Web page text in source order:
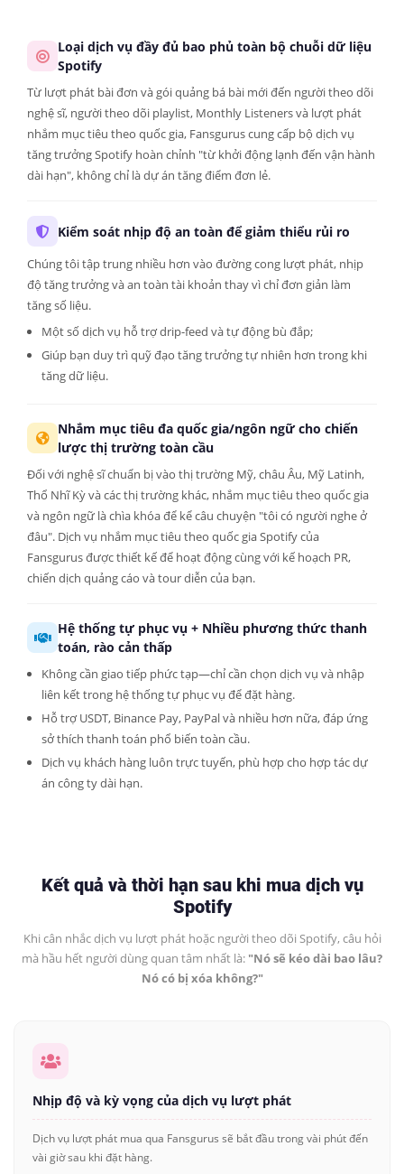
Loại dịch vụ đầy đủ bao phủ toàn bộ chuỗi dữ liệu
Spotify
Từ lượt phát bài đơn và gói quảng bá bài mới đến người theo dõi
nghệ sĩ, người theo dõi playlist, Monthly Listeners và lượt phát
nhắm mục tiêu theo quốc gia, Fansgurus cung cấp bộ dịch vụ
tăng trưởng Spotify hoàn chỉnh "từ khởi động lạnh đến vận hành
dài hạn", không chỉ là dự án tăng điểm đơn lẻ.
Kiểm soát nhịp độ an toàn để giảm thiểu rủi ro
Chúng tôi tập trung nhiều hơn vào đường cong lượt phát, nhịp
độ tăng trưởng và an toàn tài khoản thay vì chỉ đơn giản làm
tăng số liệu.
Một số dịch vụ hỗ trợ drip-feed và tự động bù đắp;
Giúp bạn duy trì quỹ đạo tăng trưởng tự nhiên hơn trong khi
tăng dữ liệu.
Nhắm mục tiêu đa quốc gia/ngôn ngữ cho chiến
lược thị trường toàn cầu
Đối với nghệ sĩ chuẩn bị vào thị trường Mỹ, châu Âu, Mỹ Latinh,
Thổ Nhĩ Kỳ và các thị trường khác, nhắm mục tiêu theo quốc gia
và ngôn ngữ là chìa khóa để kể câu chuyện "tôi có người nghe ở
đâu". Dịch vụ nhắm mục tiêu theo quốc gia Spotify của
Fansgurus được thiết kế để hoạt động cùng với kế hoạch PR,
chiến dịch quảng cáo và tour diễn của bạn.
Hệ thống tự phục vụ + Nhiều phương thức thanh
toán, rào cản thấp
Không cần giao tiếp phức tạp—chỉ cần chọn dịch vụ và nhập
liên kết trong hệ thống tự phục vụ để đặt hàng.
Hỗ trợ USDT, Binance Pay, PayPal và nhiều hơn nữa, đáp ứng
sở thích thanh toán phổ biến toàn cầu.
Dịch vụ khách hàng luôn trực tuyến, phù hợp cho hợp tác dự
án công ty dài hạn.
Kết quả và thời hạn sau khi mua dịch vụ
Spotify
Khi cân nhắc dịch vụ lượt phát hoặc người theo dõi Spotify, câu hỏi
mà hầu hết người dùng quan tâm nhất là: "Nó sẽ kéo dài bao lâu?
Nó có bị xóa không?"
Nhịp độ và kỳ vọng của dịch vụ lượt phát
Dịch vụ lượt phát mua qua Fansgurus sẽ bắt đầu trong vài phút đến
vài giờ sau khi đặt hàng.